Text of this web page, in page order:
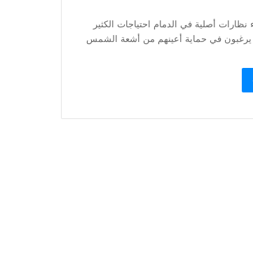
أصلية في الدمام احتياجات الكثير
يرغبون في حماية أعينهم من أشعة الشمس